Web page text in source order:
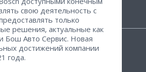
свою деятельность с
только
решения, актуальные как
Бош Авто Сервис. Новая
достижений компании
года.